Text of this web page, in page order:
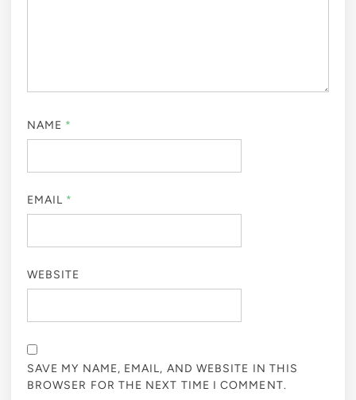
NAME *
EMAIL *
WEBSITE
SAVE MY NAME, EMAIL, AND WEBSITE IN THIS
BROWSER FOR THE NEXT TIME I COMMENT.